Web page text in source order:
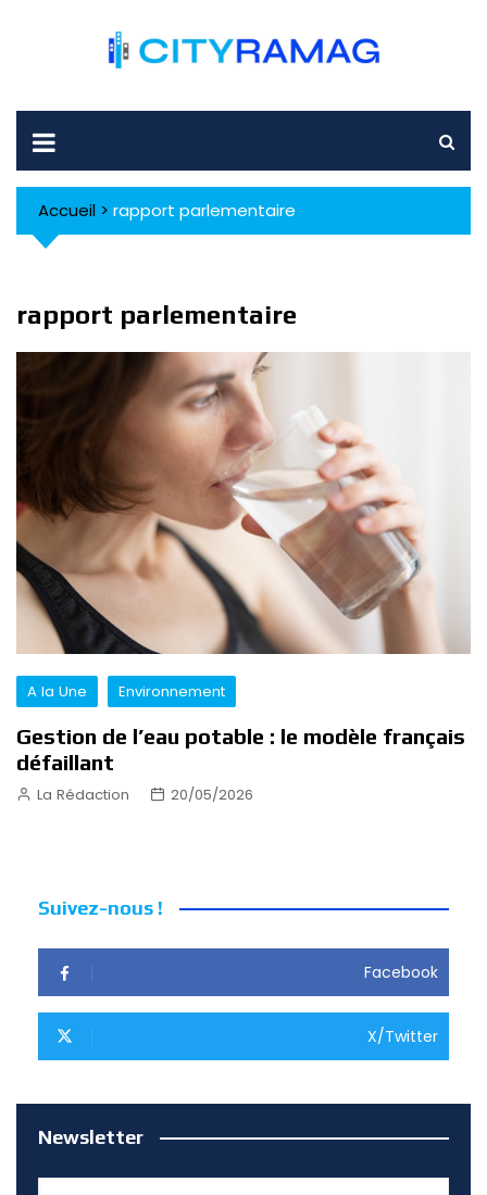
Accueil > rapport parlementaire
rapport parlementaire
A la Une Environnement
Gestion de l’eau potable : le modèle français
défaillant
La Rédaction 20/05/2026
Suivez-nous !
Facebook
X/Twitter
Newsletter